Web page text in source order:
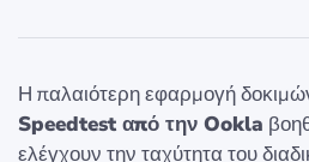
Η παλαιότερη εφαρμογή
Speedtest από την Ookla
ελέγχουν την ταχύτητα του